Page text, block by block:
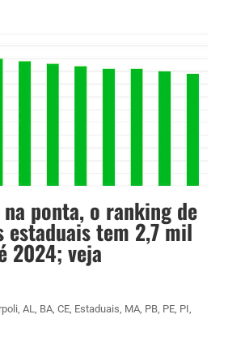
na ponta, o ranking de
estaduais tem 2,7 mil
2024; veja
, AL, BA, CE, Estaduais, MA, PB, PE, PI,